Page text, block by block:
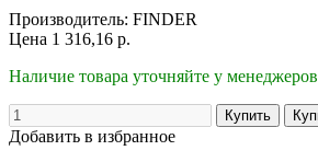
Производитель: FINDER
Цена 1 316,16 р.
Наличие товара уточняйте у менеджеров
Добавить в избранное